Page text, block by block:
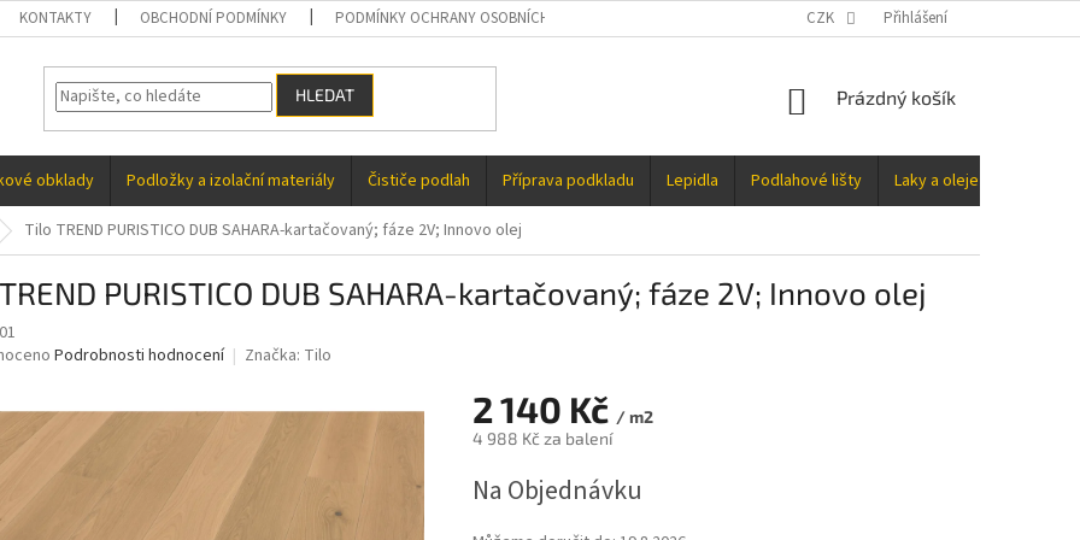
KONTAKTY OBCHODNÍ PODMÍNKY PODMÍNKY OCHRANY OSOBNÍCH ÚDAJŮ CZK Přihlášení
HLEDAT
NÁKUPNÍ
Prázdný košík
obklady Podložky a izolační materiály Čističe podlah Příprava podkladu Lepidla Podlahové lišty Laky a oleje
Tilo TREND PURISTICO DUB SAHARA-kartačovaný; fáze 2V; Innovo olej
PURISTICO DUB SAHARA-kartačovaný; fáze 2V; Innovo olej
Podrobnosti hodnocení Značka: Tilo
2 140 Kč / m2
4 988 Kč za balení
cena:
Na Objednávku